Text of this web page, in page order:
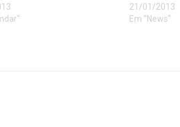
21/01/2013
Em "News"